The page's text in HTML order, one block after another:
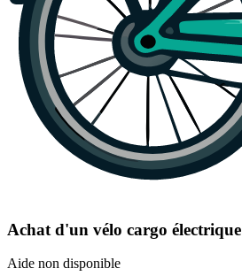
Achat d'un vélo cargo électrique
Aide non disponible